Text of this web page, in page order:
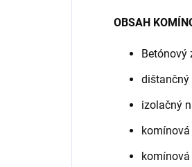
OBSAH
Betónový
dištančný
izolačný
komínová
komínová